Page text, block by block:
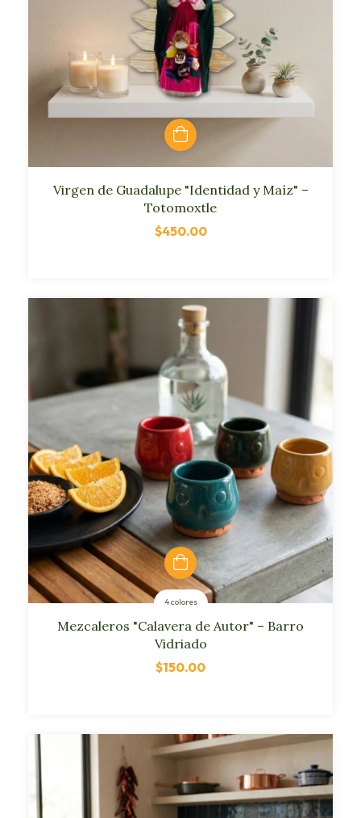
Virgen de Guadalupe "Identidad y Maíz" –
Totomoxtle
$450.00
4 colores
Mezcaleros "Calavera de Autor" – Barro
Vidriado
$150.00